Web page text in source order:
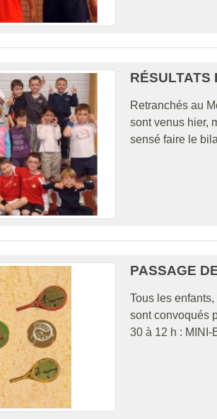
RÉSULTATS
Retranchés au
sont venus hier,
sensé faire le
PASSAGE
Tous les
sont convoqués
30 à 12 h : MINI-